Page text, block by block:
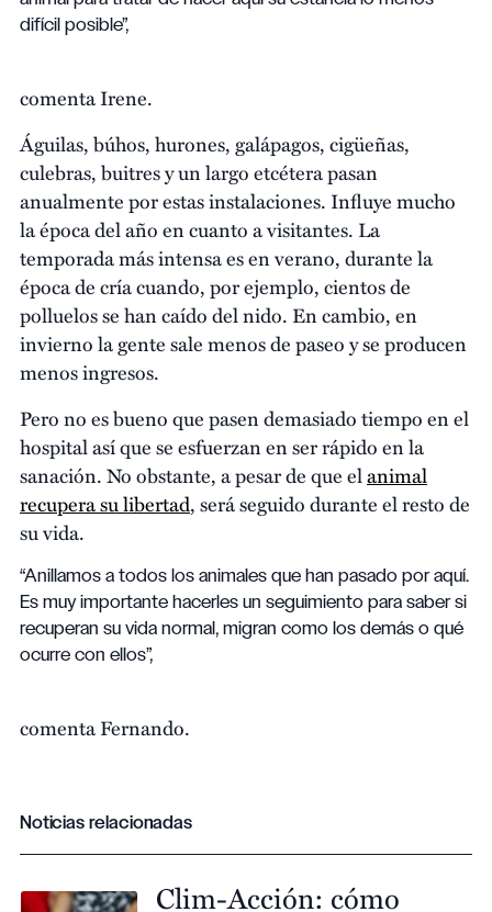
difícil posible”,
comenta Irene.
Águilas, búhos, hurones, galápagos, cigüeñas,
culebras, buitres y un largo etcétera pasan
anualmente por estas instalaciones. Influye mucho
la época del año en cuanto a visitantes. La
temporada más intensa es en verano, durante la
época de cría cuando, por ejemplo, cientos de
polluelos se han caído del nido. En cambio, en
invierno la gente sale menos de paseo y se producen
menos ingresos.
Pero no es bueno que pasen demasiado tiempo en el
hospital así que se esfuerzan en ser rápido en la
sanación. No obstante, a pesar de que elanimal
recupera su libertad, será seguido durante el resto de
su vida.
“Anillamos a todos los animales que han pasado por aquí.
Es muy importante hacerles un seguimiento para saber si
recuperan su vida normal, migran como los demás o qué
ocurre con ellos”,
comenta Fernando.
Noticias relacionadas
Clim-Acción: cómo